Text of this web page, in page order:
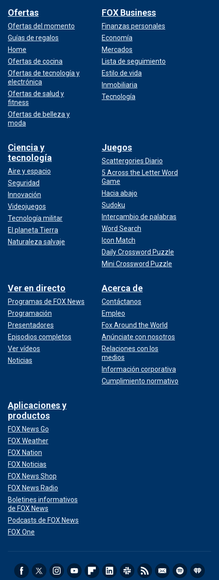
Ofertas
Ofertas del momento
Guías de regalos
Home
Ofertas de cocina
Ofertas de tecnología y
electrónica
Ofertas de salud y
fitness
Ofertas de belleza y
moda
FOX Business
Finanzas personales
Economía
Mercados
Lista de seguimiento
Estilo de vida
Inmobiliaria
Tecnología
Ciencia y
tecnología
Aire y espacio
Seguridad
Innovación
Videojuegos
Tecnología militar
El planeta Tierra
Naturaleza salvaje
Juegos
Scattergories Diario
5 Across the Letter Word
Game
Hacia abajo
Sudoku
Intercambio de palabras
Word Search
Icon Match
Daily Crossword Puzzle
Mini Crossword Puzzle
Ver en directo
Programas de FOX News
Programación
Presentadores
Episodios completos
Ver vídeos
Noticias
Acerca de
Contáctanos
Empleo
Fox Around the World
Anúnciate con nosotros
Relaciones con los
medios
Información corporativa
Cumplimiento normativo
Aplicaciones y
productos
FOX News Go
FOX Weather
FOX Nation
FOX Noticias
FOX News Shop
FOX News Radio
Boletines informativos
de FOX News
Podcasts de FOX News
FOX One